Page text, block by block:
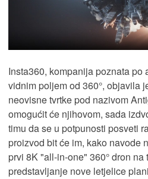
Insta360, kompanija poznata po
vidnim poljem od 360°, objavila
neovisne tvrtke pod nazivom
omogućit će njihovom, sada
timu da se u potpunosti posveti
proizvod bit će im, kako navode
prvi 8K "all-in-one" 360° dron na
predstavljanje nove letjelice